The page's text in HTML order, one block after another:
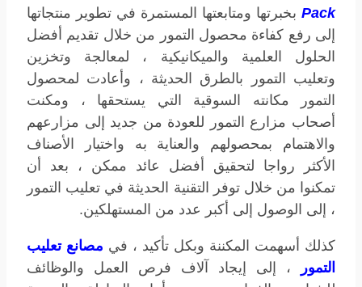
Pack بخبرتها ومتابعتها المستمرة في تطوير منتجاتها
إلى رفع كفاءة محصول التمور من خلال تقديم أفضل
الحلول العلمية والميكانيكية ، لمعالجة وتخزين
وتعليب التمور بالطرق الحديثة ، وأعادت لمحصول
التمور مكانته السوقية التي يستحقها ، ومكنت
أصحاب مزارع التمور للعودة من جديد إلى مزارعهم
والاهتمام بمحصولهم والعناية به واختيار الأصناف
الأكثر رواجا لتحقيق أفضل عائد ممكن ، بعد أن
تمكنوا من خلال توفر التقنية الحديثة في تعليب التمور
، إلى الوصول إلى أكبر عدد من المستهلكين.
كذلك أسهمت المكننة وبكل تأكيد ، في مصانع تعليب
التمور
، إلى إيجاد آلاف فرص العمل والوظائف